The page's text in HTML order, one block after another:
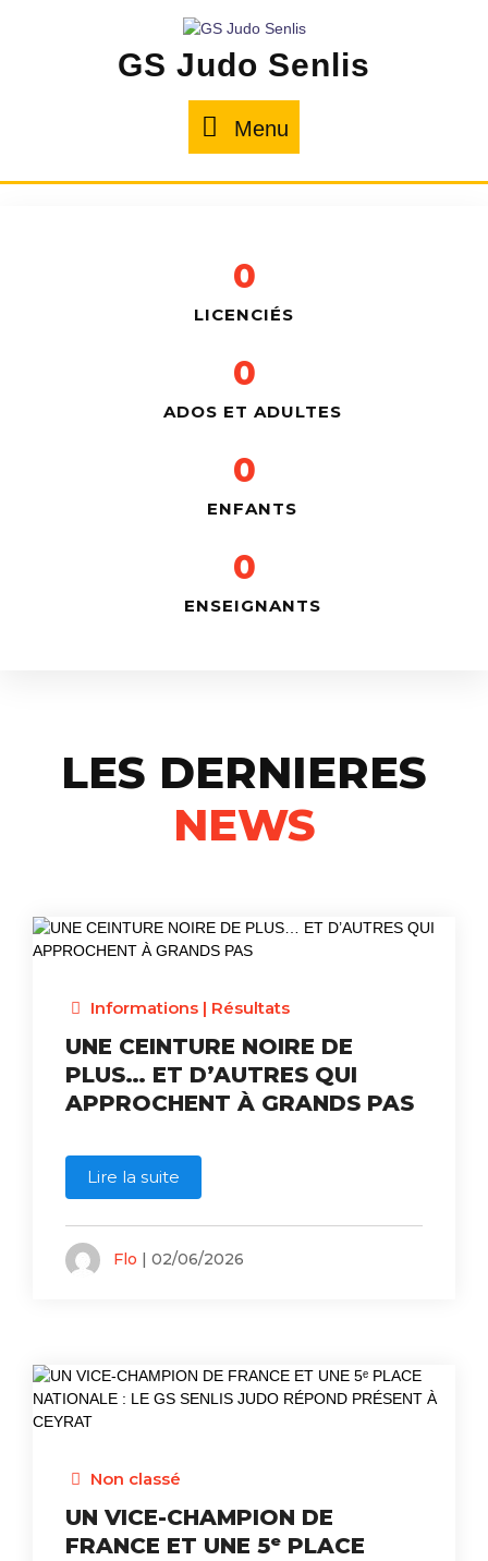
GS Judo Senlis
Menu
0
LICENCIÉS
0
ADOS ET ADULTES
0
ENFANTS
0
ENSEIGNANTS
LES DERNIERES
NEWS
Informations| Résultats
UNE CEINTURE NOIRE DE
PLUS… ET D’AUTRES QUI
APPROCHENT À GRANDS PAS
Lire la suite
Flo | 02/06/2026
Non classé
UN VICE-CHAMPION DE
FRANCE ET UNE 5ᵉ PLACE